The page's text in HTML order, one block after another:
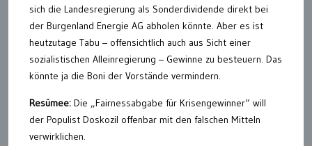
sich die Landesregierung als Sonderdividende direkt bei
der Burgenland Energie AG abholen könnte. Aber es ist
heutzutage Tabu – offensichtlich auch aus Sicht einer
sozialistischen Alleinregierung – Gewinne zu besteuern. Das
könnte ja die Boni der Vorstände vermindern.
Resümee: Die „Fairnessabgabe für Krisengewinner“ will
der Populist Doskozil offenbar mit den falschen Mitteln
verwirklichen.